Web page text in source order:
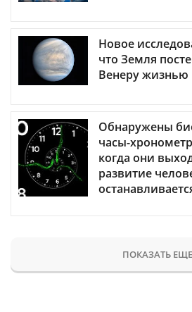
Новое
что Земля
Венеру жизнью
Обнаружены
часы-
когда они
развитие
ПОКАЗАТЬ ЕЩЕ